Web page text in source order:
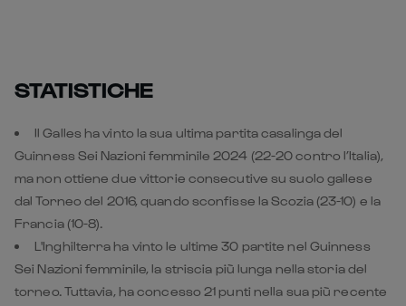
STATISTICHE
Il Galles ha vinto la sua ultima partita casalinga del
Guinness Sei Nazioni femminile 2024 (22-20 contro l’Italia),
ma non ottiene due vittorie consecutive su suolo gallese
dal Torneo del 2016, quando sconfisse la Scozia (23-10) e la
Francia (10-8).
L'Inghilterra ha vinto le ultime 30 partite nel Guinness
Sei Nazioni femminile, la striscia più lunga nella storia del
torneo. Tuttavia, ha concesso 21 punti nella sua più recente